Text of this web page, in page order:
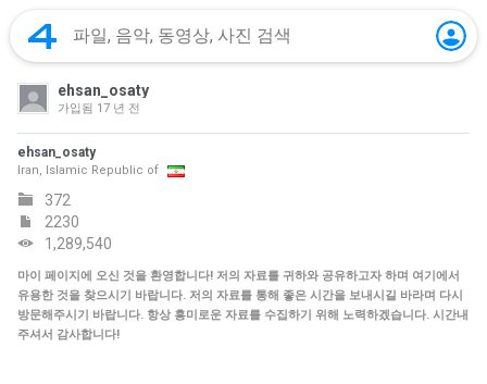
ehsan_osaty
가입됨 17 년 전
ehsan_osaty
Iran, Islamic Republic of
372
2230
1,289,540
마이 페이지에 오신 것을 환영합니다! 저의 자료를 귀하와 공유하고자 하며 여기에서
유용한 것을 찾으시기 바랍니다. 저의 자료를 통해 좋은 시간을 보내시길 바라며 다시
방문해주시기 바랍니다. 항상 흥미로운 자료를 수집하기 위해 노력하겠습니다. 시간내
주셔서 감사합니다!